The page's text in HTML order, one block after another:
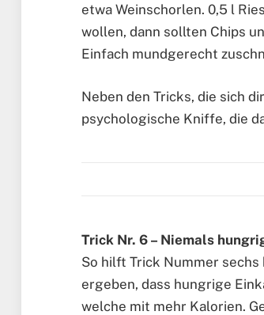
etwa Weinschorlen. 0,5 l
wollen, dann sollten Chips
Einfach mundgerecht
Neben den Tricks, die sich
psychologische Kniffe, die
Trick Nr. 6 – Niemals
So hilft Trick Nummer
ergeben, dass hungrige
welche mit mehr Kalorien.